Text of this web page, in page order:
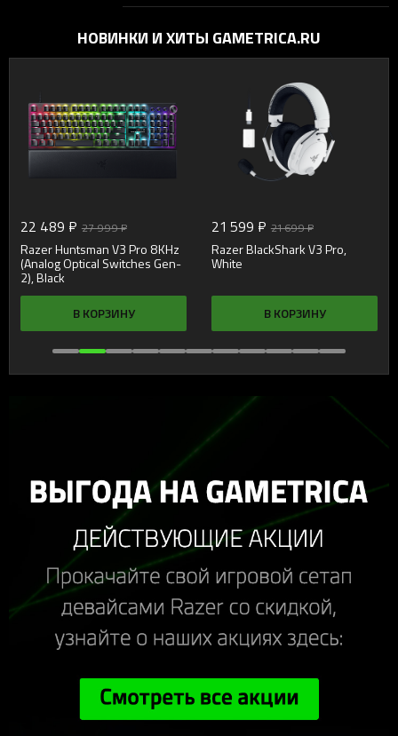
НОВИНКИ И ХИТЫ GAMETRICA.RU
22 489 ₽ 27 999 ₽
Razer Huntsman V3 Pro 8KHz
(Analog Optical Switches Gen-
2), Black
В КОРЗИНУ
21 599 ₽ 21 699 ₽
Razer BlackShark V3 Pro,
White
В КОРЗИНУ